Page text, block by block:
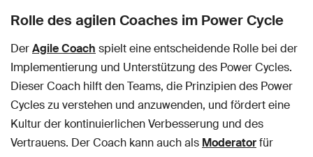
Rolle des agilen Coaches im Power Cycle
DerAgile Coach spielt eine entscheidende Rolle bei der
Implementierung und Unterstützung des Power Cycles.
Dieser Coach hilft den Teams, die Prinzipien des Power
Cycles zu verstehen und anzuwenden, und fördert eine
Kultur der kontinuierlichen Verbesserung und des
Vertrauens. Der Coach kann auch als Moderatorfür